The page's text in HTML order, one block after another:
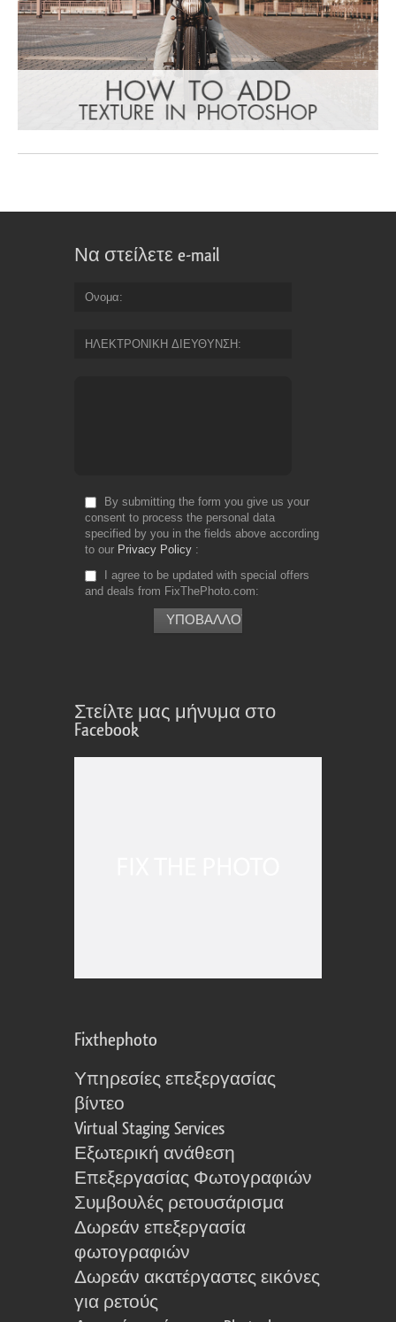
Να στείλετε e-mail
Ονομα
ΗΛΕΚΤΡΟΝΙΚΗ ΔΙΕΥΘΥΝΣΗ
By submitting the form you give us your
consent to process the personal data
specified by you in the fields above according
to our Privacy Policy
I agree to be updated with special offers
and deals from FixThePhoto.com
Στείλτε μας μήνυμα στο
Facebook
Fixthephoto
Υπηρεσίες επεξεργασίας
βίντεο
Virtual Staging Services
Εξωτερική ανάθεση
Επεξεργασίας Φωτογραφιών
Συμβουλές ρετουσάρισμα
Δωρεάν επεξεργασία
φωτογραφιών
Δωρεάν ακατέργαστες εικόνες
για ρετούς